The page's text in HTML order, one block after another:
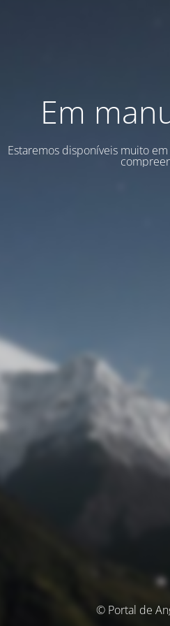
Em
Estaremos disponíveis muito em
© Portal de